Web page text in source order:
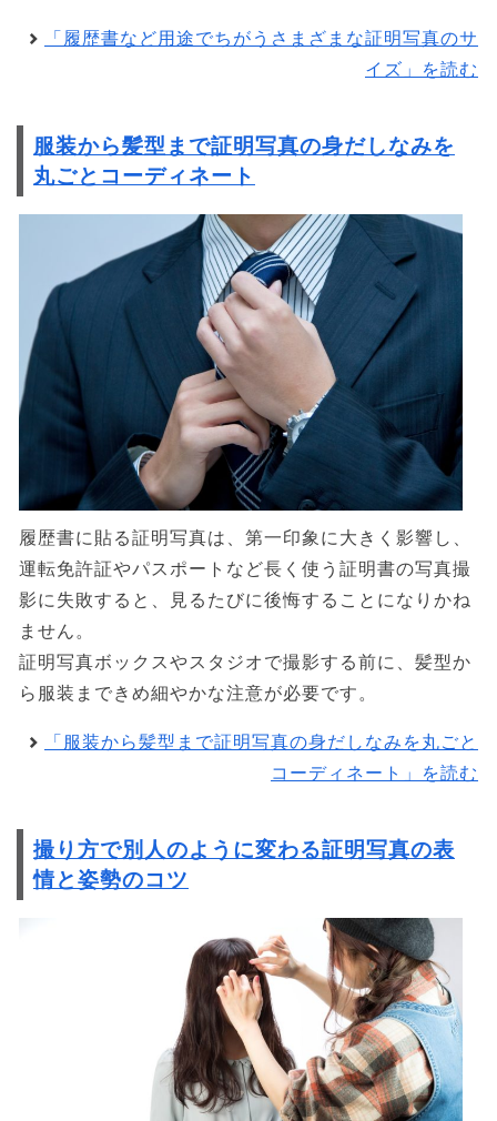
「履歴書など用途でちがうさまざまな証明写真のサ
イズ」を読む
服装から髪型まで証明写真の身だしなみを
丸ごとコーディネート
履歴書に貼る証明写真は、第一印象に大きく影響し、
運転免許証やパスポートなど長く使う証明書の写真撮
影に失敗すると、見るたびに後悔することになりかね
ません。
証明写真ボックスやスタジオで撮影する前に、髪型か
ら服装まできめ細やかな注意が必要です。
「服装から髪型まで証明写真の身だしなみを丸ごと
コーディネート」を読む
撮り方で別人のように変わる証明写真の表
情と姿勢のコツ